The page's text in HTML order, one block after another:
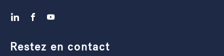
Restez en contact
LinkedInFacebookYouTube